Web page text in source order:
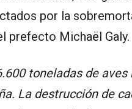
por la
prefecto Michaël Galy.
toneladas de
La destrucción de